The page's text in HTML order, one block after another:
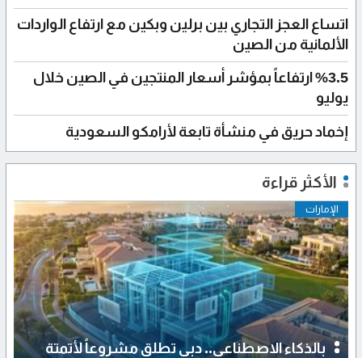
اتساع العجز التجاري بين برلين وبكين مع ارتفاع الواردات
الألمانية من الصين
%3.5 ارتفاعاً بمؤشر أسعار المنتجين في الصين خلال
يوليو
إخماد حريق في منشأة تابعة لأرامكو السعودية
الأكثر قراءة
الإمارات
بالذكاء الاصطناعي.. دبي تطلق مشروعاً لأتمتة